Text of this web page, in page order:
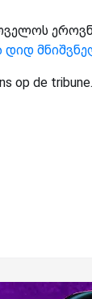
დიდ
op de tribune.